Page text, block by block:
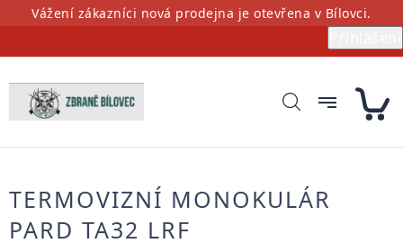
PřejítVážení zákazníci nová prodejna je otevřena v Bílovci.
TERMOVIZNÍ MONOKULÁR
PARD TA32 LRF